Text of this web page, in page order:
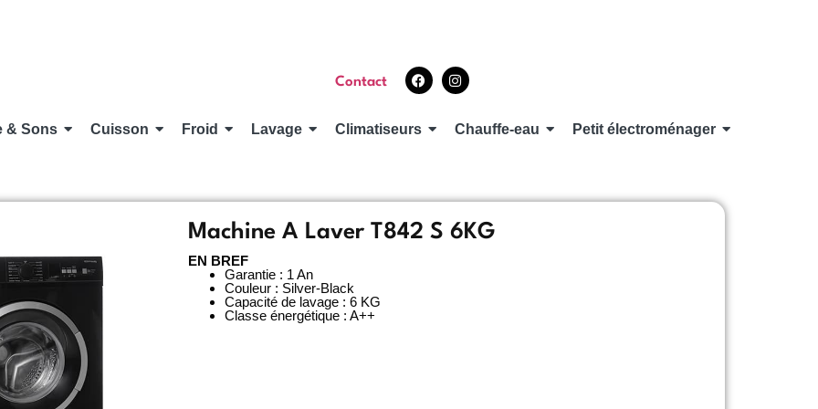
Contact
& Sons Cuisson Froid Lavage Climatiseurs Chauffe-eau Petit électroménager
Machine A Laver T842 S 6KG
EN BREF
Garantie : 1 An
Couleur : Silver-Black
Capacité de lavage : 6 KG
Classe énergétique : A++